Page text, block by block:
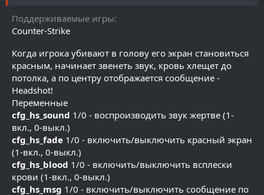
d
a
e
Поддерживаемые игры
Counter-Strike
Когда игрока убивают в голову его экран становиться
красным, начинает звенеть звук, кровь хлещет до
потолка, а по центру отображается сообщение -
Headshot!
Переменные
cfg_hs_sound 1/0 - воспроизводить звук жертве (1-
вкл., 0-выкл.)
cfg_hs_fade 1/0 - включить/выключить красный экран
(1-вкл., 0-выкл.)
cfg_hs_blood 1/0 - включить/выключить всплески
крови (1-вкл., 0-выкл.)
cfg_hs_msg 1/0 - включить/выключить сообщение по